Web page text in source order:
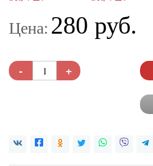
Цена: 280 руб.
- +